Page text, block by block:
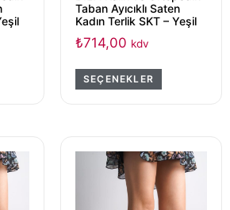
Taban Ayıcıklı Saten
Kadın Terlik SKT – Yeşil
₺714,00 kdv
SEÇENEKLER